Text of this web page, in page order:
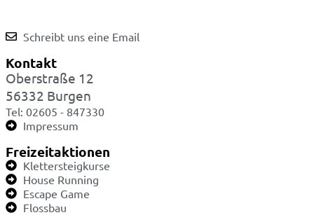
Schreibt uns eine Email
Kontakt
Oberstraße 12
56332 Burgen
Tel: 02605 - 847330
Impressum
Freizeitaktionen
Klettersteigkurse
House Running
Escape Game
Flossbau